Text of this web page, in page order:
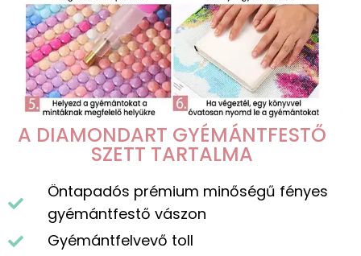
A DIAMONDART GYÉMÁNTFESTŐ
SZETT TARTALMA
Öntapadós prémium minőségű fényes
gyémántfestő vászon
Gyémántfelvevő toll